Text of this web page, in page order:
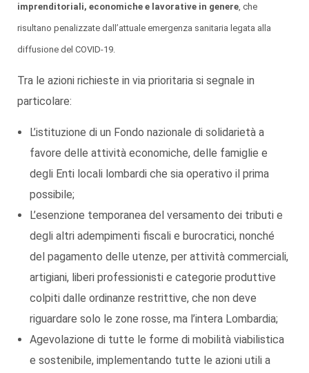
imprenditoriali, economiche e lavorative in genere , che
risultano penalizzate dall’attuale emergenza sanitaria legata alla
diffusione del COVID-19.
Tra le azioni richieste in via prioritaria si segnale in
particolare:
L’istituzione di un Fondo nazionale di solidarietà a
favore delle attività economiche, delle famiglie e
degli Enti locali lombardi che sia operativo il prima
possibile;
L’esenzione temporanea del versamento dei tributi e
degli altri adempimenti fiscali e burocratici, nonché
del pagamento delle utenze, per attività commerciali,
artigiani, liberi professionisti e categorie produttive
colpiti dalle ordinanze restrittive, che non deve
riguardare solo le zone rosse, ma l’intera Lombardia;
Agevolazione di tutte le forme di mobilità viabilistica
e sostenibile, implementando tutte le azioni utili a